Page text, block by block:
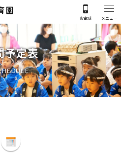
予定表
HEDULE